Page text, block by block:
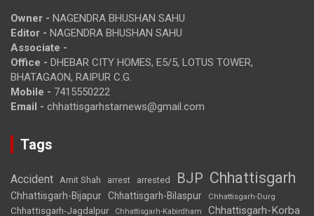
Owner - NAGENDRA BHUSHAN SAHU
Editor - NAGENDRA BHUSHAN SAHU
Associate -
Office - DHEBAR CITY HOMES, E5/5, LOTUS TOWER,
BHATAGAON, RAIPUR C.G.
Mobile - 7415550222
Email - chhattisgarhstarnews@gmail.com
Tags
Accident Amit Shah arrest arrested BJP Chhattisgarh
Chhattisgarh-Bijapur Chhattisgarh-Bilaspur Chhattisgarh-Durg
Chhattisgarh-Jagdalpur Chhattisgarh-Kabirdham Chhattisgarh-Korba